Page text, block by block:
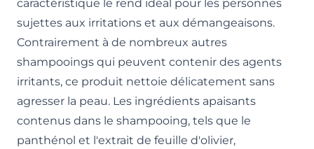
caractéristique le rend idéal pour les personnes
sujettes aux irritations et aux démangeaisons.
Contrairement à de nombreux autres
shampooings qui peuvent contenir des agents
irritants, ce produit nettoie délicatement sans
agresser la peau. Les ingrédients apaisants
contenus dans le shampooing, tels que le
panthénol et l'extrait de feuille d'olivier,